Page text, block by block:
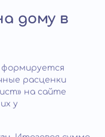
дому в
расценки
на сайте
у